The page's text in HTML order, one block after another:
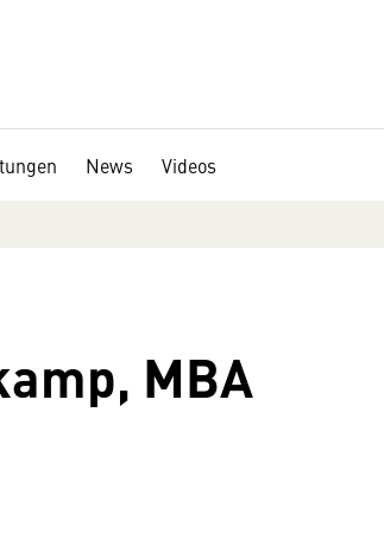
News Videos
MBA